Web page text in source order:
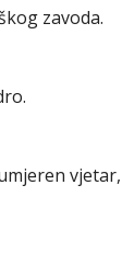
zavoda.